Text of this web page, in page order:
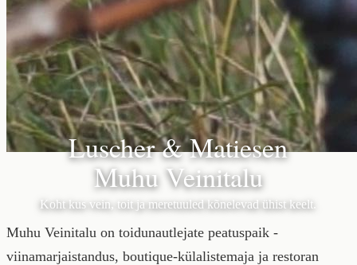
Luscher & Matiesen
Muhu Veinitalu
Koht kus vein, toit ja meretuuled kõnelevad ühist keelt.
Muhu Veinitalu on toidunautlejate peatuspaik -
viinamarjaistandus, boutique-külalistemaja ja restoran